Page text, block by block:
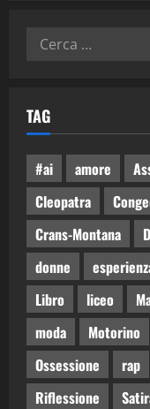
TAG
#ai amore
Cleopatra
Crans-Montana
donne
Libro
liceo
moda
Motorino
Ossessione
rap
Riflessione